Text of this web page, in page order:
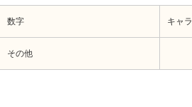
数字 キャ
その他